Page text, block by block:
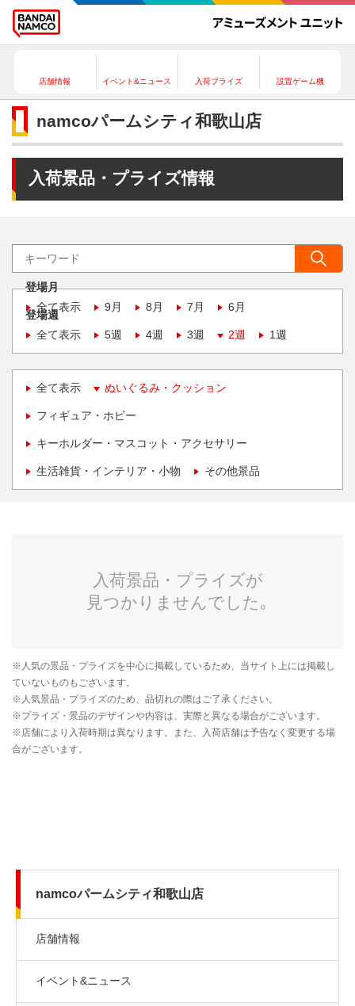
店舗情報 イベント&ニュース 入荷プライズ 設置ゲーム機
namcoパームシティ和歌山店
入荷景品・プライズ情報
登場月
全て表示
9月 8月 7月 6月
登場週
全て表示
5週 4週 3週 2週 1週
全て表示 ぬいぐるみ・クッション
フィギュア・ホビー
キーホルダー・マスコット・アクセサリー
生活雑貨・インテリア・小物 その他景品
namcoパームシティ和歌山店
店舗情報
イベント&ニュース